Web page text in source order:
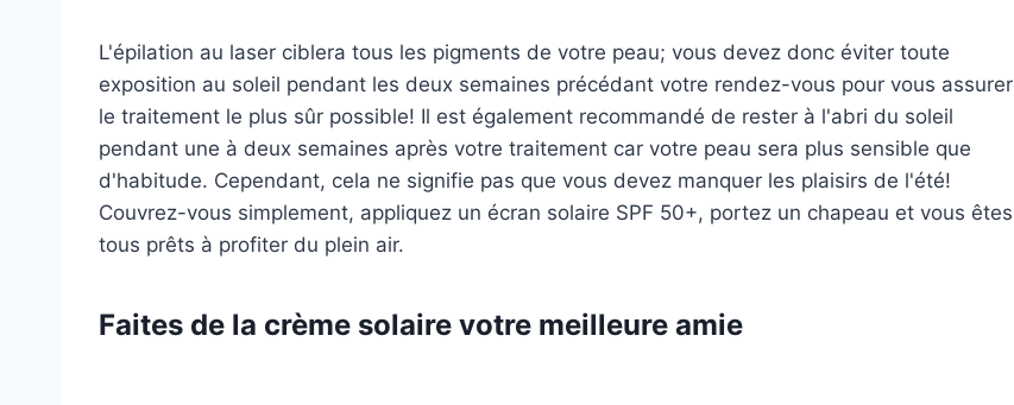
L'épilation au laser ciblera tous les pigments de votre peau; vous devez donc éviter toute
exposition au soleil pendant les deux semaines précédant votre rendez-vous pour vous assurer
le traitement le plus sûr possible! Il est également recommandé de rester à l'abri du soleil
pendant une à deux semaines après votre traitement car votre peau sera plus sensible que
d'habitude. Cependant, cela ne signifie pas que vous devez manquer les plaisirs de l'été!
Couvrez-vous simplement, appliquez un écran solaire SPF 50+, portez un chapeau et vous êtes
tous prêts à profiter du plein air.
Faites de la crème solaire votre meilleure amie